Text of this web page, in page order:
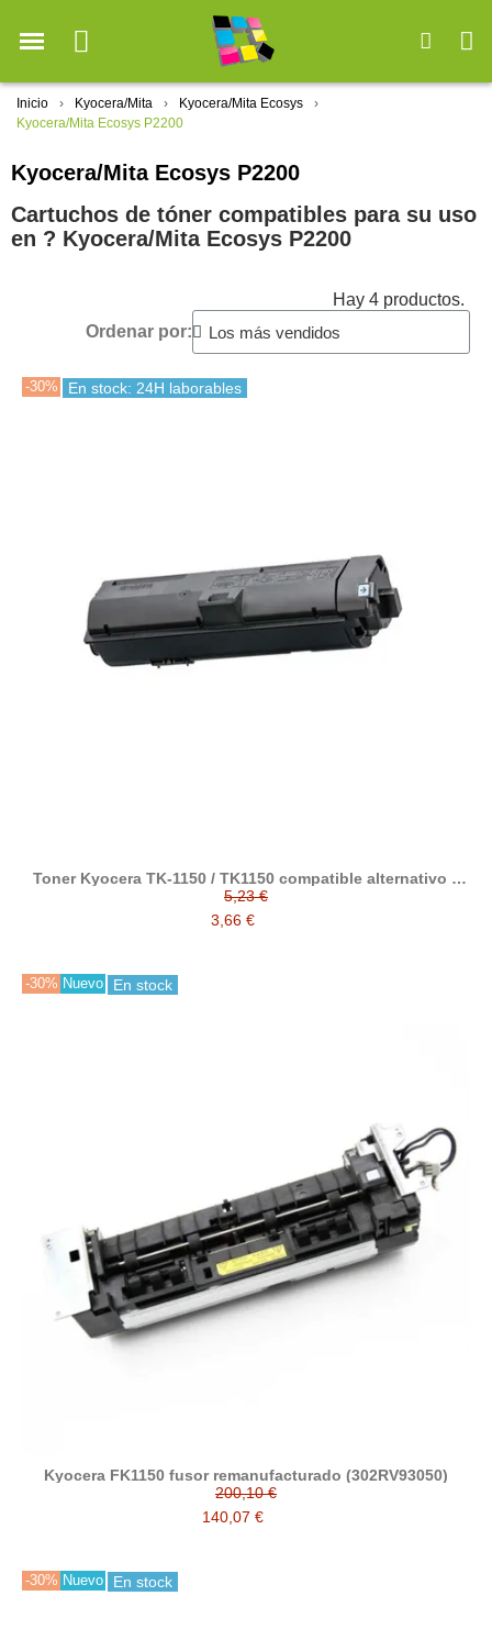
Inicio Kyocera/Mita
Kyocera/Mita Ecosys
Kyocera/Mita Ecosys P2200
Kyocera/Mita Ecosys P2200
Cartuchos de tóner compatibles para su uso
en ?️ Kyocera/Mita Ecosys P2200
Hay 4 productos.
Ordenar por:
-30% En stock: 24H laborables
Toner Kyocera TK-1150 / TK1150 compatible alternativo a
1T02RV0NL0
5,23 €
3,66 €
-30% Nuevo En stock
Kyocera FK1150 fusor remanufacturado (302RV93050)
200,10 €
140,07 €
-30% Nuevo En stock